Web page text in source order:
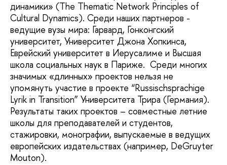
динамики» (The Thematic Network Principles of
Cultural Dynamics). Среди наших партнеров -
ведущие вузы мира: Гарвард, Гонконгский
университет, Университет Джона Хопкинса,
Еврейский университет в Иерусалиме и Высшая
школа социальных наук в Париже. Среди многих
значимых «длинных» проектов нельзя не
упомянуть участие в проекте “Russischsprachige
Lyrik in Transition” Университета Трира (Германия).
Результаты таких проектов – совместные летние
школы для преподавателей и студентов,
стажировки, монографии, выпускаемые в ведущих
европейских издательствах (например, DeGruyter
Mouton).